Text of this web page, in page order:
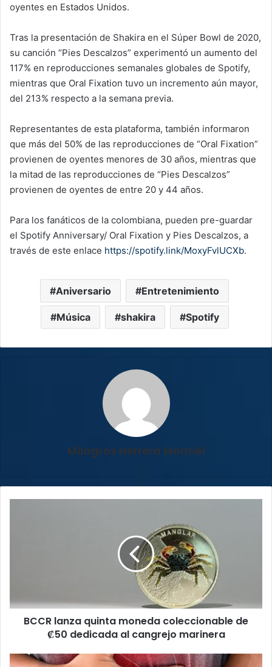
oyentes en Estados Unidos.
Tras la presentación de Shakira en el Súper Bowl de 2020,
su canción “Pies Descalzos” experimentó un aumento del
117% en reproducciones semanales globales de Spotify,
mientras que Oral Fixation tuvo un incremento aún mayor,
del 213% respecto a la semana previa.
Representantes de esta plataforma, también informaron
que más del 50% de las reproducciones de “Oral Fixation”
provienen de oyentes menores de 30 años, mientras que
la mitad de las reproducciones de “Pies Descalzos”
provienen de oyentes de entre 20 y 44 años.
Para los fanáticos de la colombiana, pueden pre-guardar
el Spotify Anniversary/ Oral Fixation y Pies Descalzos, a
través de este enlace https://spotify.link/MoxyFvlUCXb.
Aniversario Entretenimiento
Música shakira Spotify
Milagros Herrera Montiel
al
cangrejo
BCCR lanza quinta moneda coleccionable de
₡50 dedicada al cangrejo marinera
Campaña